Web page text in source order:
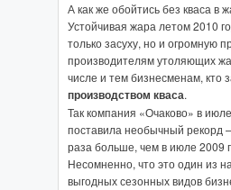
А как же обойтись без кваса в
Устойчивая жара летом 2010
только засуху, но и огромную
производителям утоляющих
числе и тем бизнесменам, кто
производством кваса.
Так компания «Очаково» в
поставила необычный рекорд
раза больше, чем в июле 2009
Несомненно, что это один из
выгодных сезонных видов